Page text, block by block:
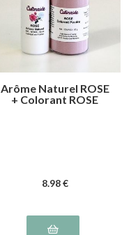
Arôme Naturel ROSE
+ Colorant ROSE
8.98 €